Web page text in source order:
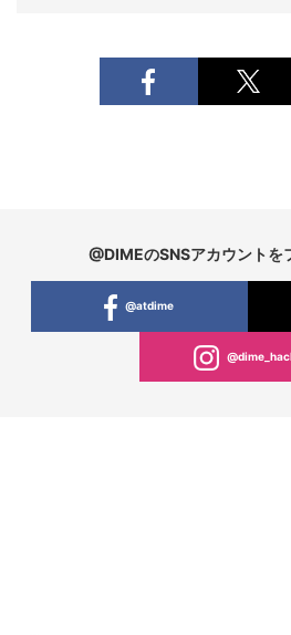
@DIMEのSNSアカウントを
@atdime